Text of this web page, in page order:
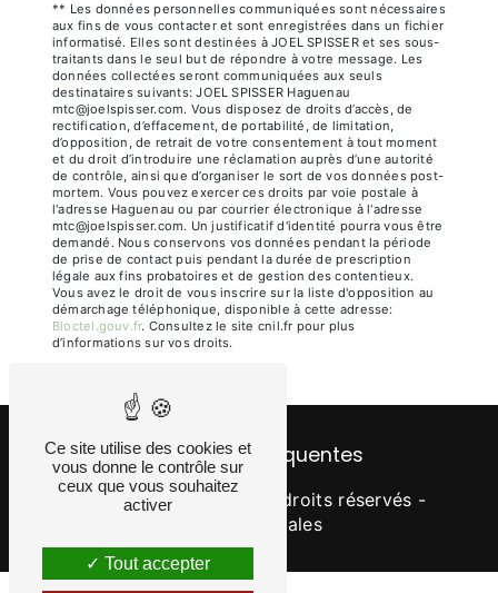
** Les données personnelles communiquées sont nécessaires
aux fins de vous contacter et sont enregistrées dans un fichier
informatisé. Elles sont destinées à JOEL SPISSER et ses sous-
traitants dans le seul but de répondre à votre message. Les
données collectées seront communiquées aux seuls
destinataires suivants: JOEL SPISSER Haguenau
mtc@joelspisser.com. Vous disposez de droits d’accès, de
rectification, d’effacement, de portabilité, de limitation,
d’opposition, de retrait de votre consentement à tout moment
et du droit d’introduire une réclamation auprès d’une autorité
de contrôle, ainsi que d’organiser le sort de vos données post-
mortem. Vous pouvez exercer ces droits par voie postale à
l'adresse Haguenau ou par courrier électronique à l'adresse
mtc@joelspisser.com. Un justificatif d'identité pourra vous être
demandé. Nous conservons vos données pendant la période
de prise de contact puis pendant la durée de prescription
légale aux fins probatoires et de gestion des contentieux.
Vous avez le droit de vous inscrire sur la liste d'opposition au
démarchage téléphonique, disponible à cette adresse:
Bloctel.gouv.fr. Consultez le site cnil.fr pour plus
d’informations sur vos droits.
Recherches fréquentes
Vistalid- 2026 - Tous droits réservés -
Mentions légales
Ce site utilise des cookies et
vous donne le contrôle sur
ceux que vous souhaitez
activer
Tout accepter